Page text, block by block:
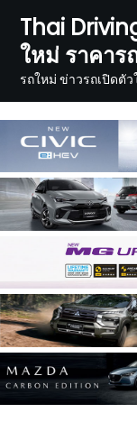
content
Thai
ใหม่ ราคาร
รถใหม่ ข่าวรถเปิดตั